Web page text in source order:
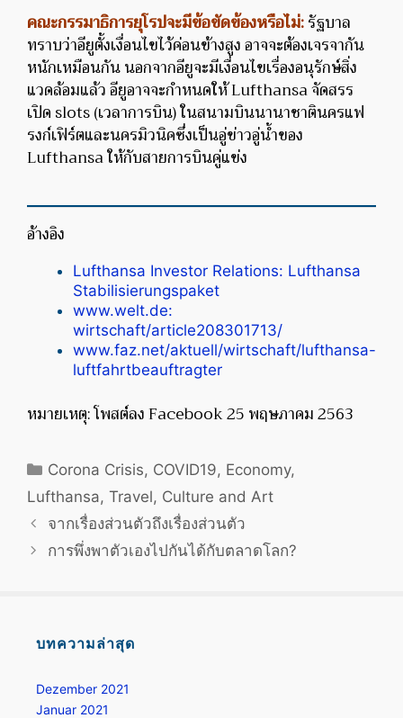
คณะกรรมาธิการยุโรปจะมีข้อขัดข้องหรือไม่:รัฐบาล
ทราบว่าอียูตั้งเงื่อนไขไว้ค่อนข้างสูง อาจจะต้องเจรจากัน
หนักเหมือนกัน นอกจากอียูจะมีเงื่อนไขเรื่องอนุรักษ์สิ่ง
แวดล้อมแล้ว อียูอาจจะกำหนดให้ Lufthansa จัดสรร
เปิด slots (เวลาการบิน) ในสนามบินนานาชาตินครแฟ
รงก์เฟิร์ตและนครมิวนิคซึ่งเป็นอู่ข่าวอู่น้ำของ
Lufthansa ให้กับสายการบินคู่แข่ง
อ้างอิง
Lufthansa Investor Relations: Lufthansa
Stabilisierungspaket
www.welt.de:
wirtschaft/article208301713/
www.faz.net/aktuell/wirtschaft/lufthansa-
luftfahrtbeauftragter
หมายเหตุ: โพสต์ลง Facebook 25 พฤษภาคม 2563
Kategorien
Corona Crisis, COVID19, Economy,
Lufthansa, Travel, Culture and Art
Beitrags-
Navigation
จากเรื่องส่วนตัวถึงเรื่องส่วนตัว
การพึ่งพาตัวเองไปกันได้กับตลาดโลก?
บทความล่าสุด
Dezember 2021
Januar 2021